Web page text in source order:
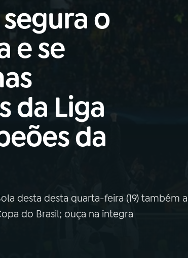
o
e se
da Liga
da
desta desta quarta-feira (19) também
do Brasil; ouça na íntegra